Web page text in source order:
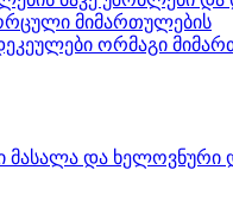
მიმართულების
ორმაგი
მასალა და ხელოვნური